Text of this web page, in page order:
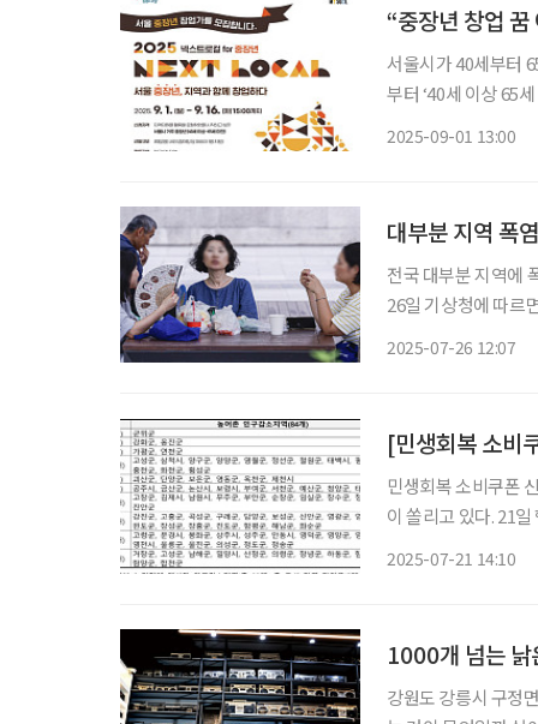
“중장년 창업
서울시가 40세부터 65
부터 ‘40세 이상 65
2025-09-01 13:00
전국 대부분 지역에
26일 기상청에 따르
2025-07-26 12:07
[민생회복 소비
민생회복 소비쿠폰
이 쏠리고 있다. 21일 행정안전부에 따르면 이날 오전 9시부터 민생회복 소비쿠폰을 은행, 카
2025-07-21 14:10
1000개 넘는 낡
강원도 강릉시 구정